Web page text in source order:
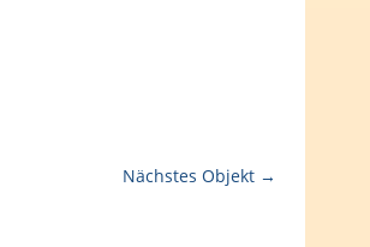
Nächstes Objekt →